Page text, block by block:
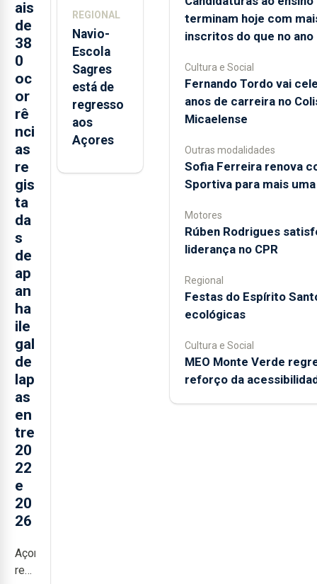
ais
de
38
0
oc
or
rê
nci
as
re
gis
ta
da
s
de
ap
an
ha
ile
gal
de
lap
as
en
tre
20
22
e
20
26
Açores
registaram
REGIONAL
Navio-
Escola
Sagres
está de
regresso
aos
Açores
terminam hoje com
inscritos do que no ano
Cultura e Social
Fernando Tordo vai
anos de carreira no
Micaelense
Outras modalidades
Sofia Ferreira renova
Sportiva para mais
Motores
Rúben Rodrigues
liderança no CPR
Regional
Festas do Espírito
ecológicas
Cultura e Social
MEO Monte Verde
reforço da